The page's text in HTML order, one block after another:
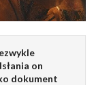
on
dokument